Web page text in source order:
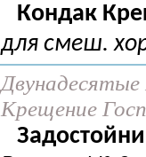
Кондак
для смеш.
Двунадесятые
Крещение